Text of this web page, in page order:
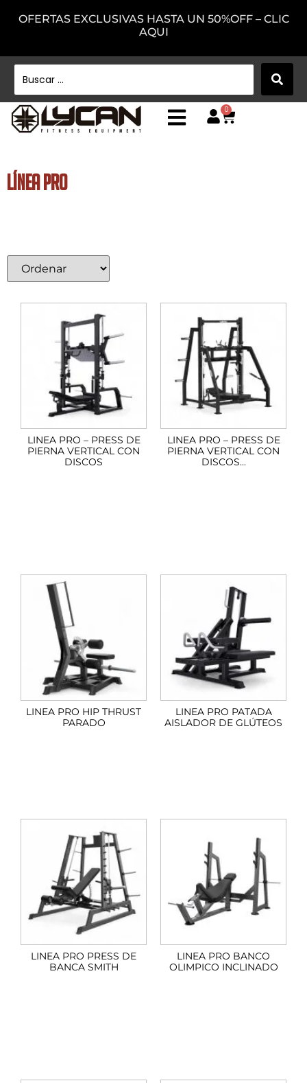
OFERTAS EXCLUSIVAS HASTA UN 50%OFF – CLIC
AQUI
0
LÍNEA PRO
LINEA PRO – PRESS DE
PIERNA VERTICAL CON
DISCOS
LINEA PRO – PRESS DE
PIERNA VERTICAL CON
DISCOS...
LINEA PRO HIP THRUST
PARADO
LINEA PRO PATADA
AISLADOR DE GLÚTEOS
LINEA PRO PRESS DE
BANCA SMITH
LINEA PRO BANCO
OLIMPICO INCLINADO